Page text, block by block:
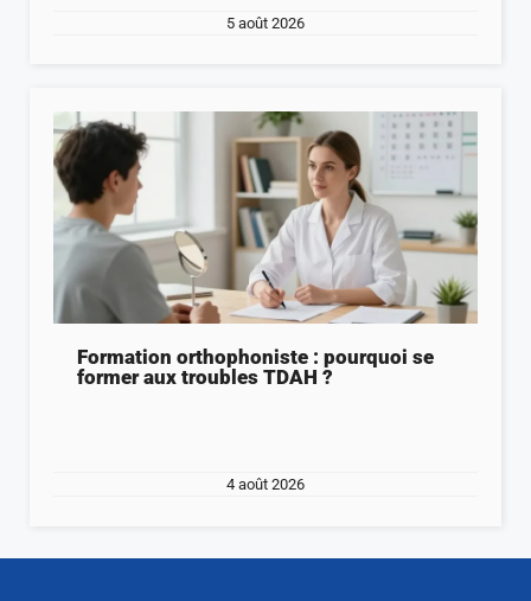
5 août 2026
Formation orthophoniste : pourquoi se
former aux troubles TDAH ?
4 août 2026